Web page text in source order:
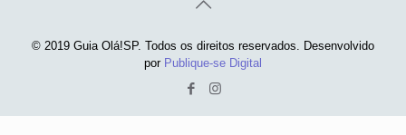
© 2019 Guia Olá!SP. Todos os direitos reservados. Desenvolvido
por Publique-se Digital